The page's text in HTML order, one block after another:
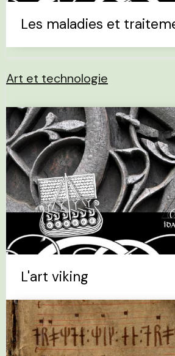
Les maladies et
Art et technologie
L'art viking